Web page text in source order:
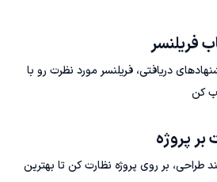
دریافتی، فریلنسر مورد نظرت رو با
کن
طراحی، بر روی پروژه نظارت کن تا بهترین